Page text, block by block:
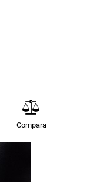
Compara